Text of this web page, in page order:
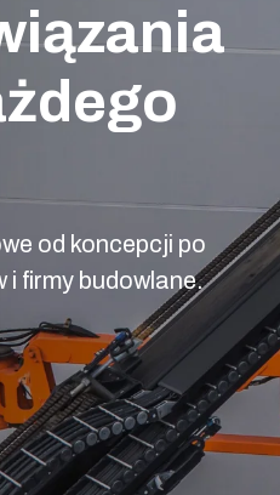
od koncepcji po
i firmy budowlane.